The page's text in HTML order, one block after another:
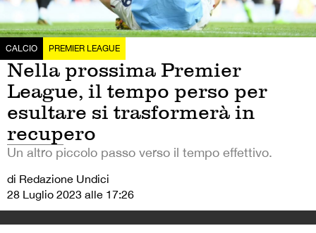
CALCIO PREMIER LEAGUE
Nella prossima Premier
League, il tempo perso per
esultare si trasformerà in
recupero
Un altro piccolo passo verso il tempo effettivo.
di Redazione Undici
28 Luglio 2023 alle 17:26